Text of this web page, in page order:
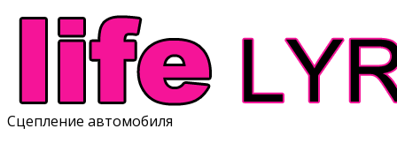
Сцепление автомобиля